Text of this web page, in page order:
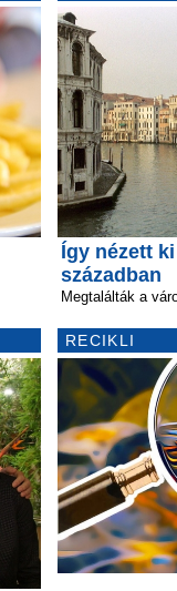
Így nézett
században
Megtalálták a
RECIKLI